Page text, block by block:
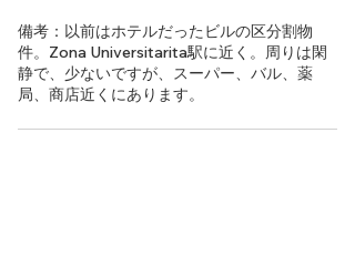
備考：以前はホテルだったビルの区分割物
件。Zona Universitarita駅に近く。周りは閑
静で、少ないですが、スーパー、バル、薬
局、商店近くにあります。